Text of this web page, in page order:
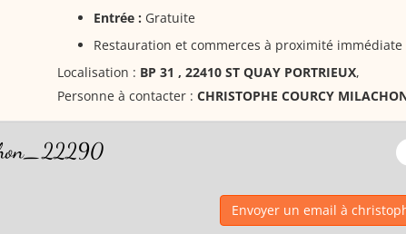
Entrée : Gratuite
Restauration et commerces à proximité
Localisation : BP 31 , 22410 ST QUAY PORTRIEUX,
Personne à contacter : CHRISTOPHE COURCY
Envoyer un email à